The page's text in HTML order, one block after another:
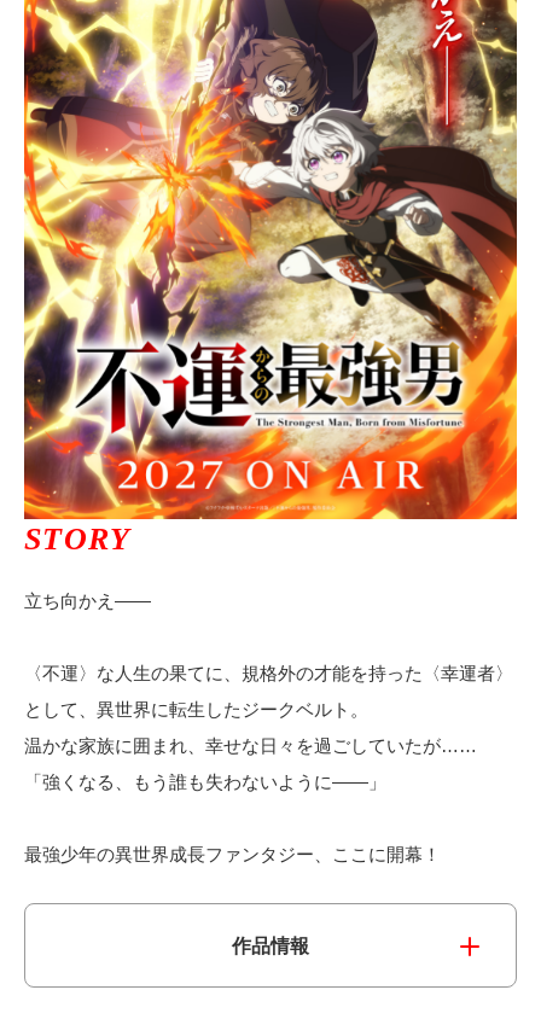
STORY
立ち向かえ——
〈不運〉な人生の果てに、規格外の才能を持った〈幸運者〉
として、異世界に転生したジークベルト。
温かな家族に囲まれ、幸せな日々を過ごしていたが……
「強くなる、もう誰も失わないように——」
最強少年の異世界成長ファンタジー、ここに開幕！
作品情報
ニュース一覧
お問い合わせ
JP/EN
サイトマップ
ご利用規約